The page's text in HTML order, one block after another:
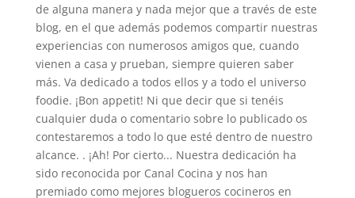
de alguna manera y nada mejor que a través de este
blog, en el que además podemos compartir nuestras
experiencias con numerosos amigos que, cuando
vienen a casa y prueban, siempre quieren saber
más. Va dedicado a todos ellos y a todo el universo
foodie. ¡Bon appetit! Ni que decir que si tenéis
cualquier duda o comentario sobre lo publicado os
contestaremos a todo lo que esté dentro de nuestro
alcance. . ¡Ah! Por cierto... Nuestra dedicación ha
sido reconocida por Canal Cocina y nos han
premiado como mejores blogueros cocineros en